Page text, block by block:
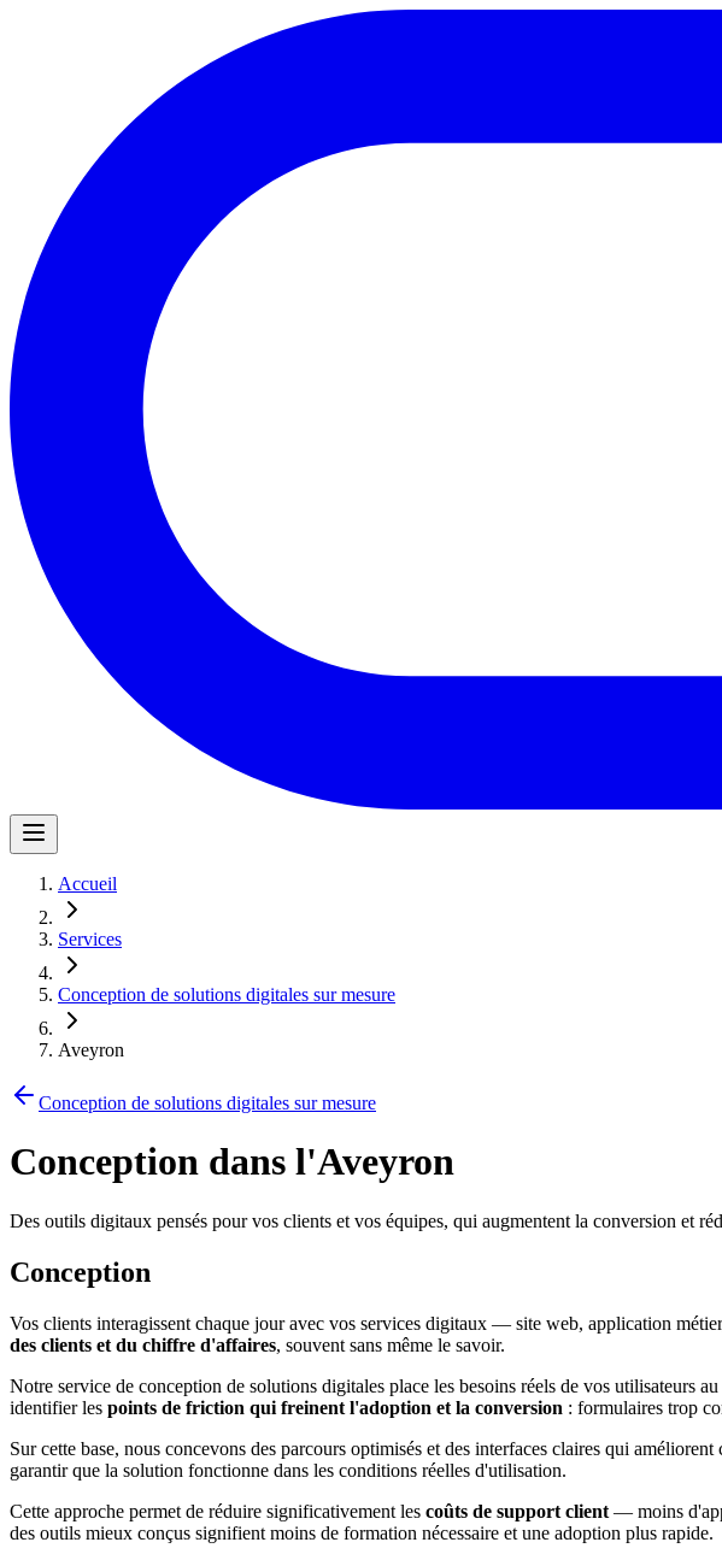
Accueil
Services
Conception de solutions digitales sur mesure
Aveyron
Conception de solutions digitales sur mesure
Conception dans l'Aveyron
Des outils digitaux pensés pour vos clients et vos équipes, qui augmentent la conversion et
Conception
Vos clients interagissent chaque jour avec vos services digitaux — site web, application
des clients et du chiffre d'affaires, souvent sans même le savoir.
Notre service de conception de solutions digitales place les besoins réels de vos utilisateurs
identifier les points de friction qui freinent l'adoption et la conversion : formulaires trop
Sur cette base, nous concevons des parcours optimisés et des interfaces claires qui
garantir que la solution fonctionne dans les conditions réelles d'utilisation.
Cette approche permet de réduire significativement les coûts de support client — moins
des outils mieux conçus signifient moins de formation nécessaire et une adoption plus rapide.